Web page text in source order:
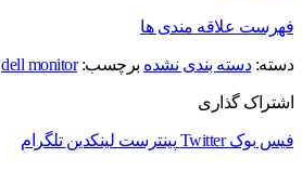
فهرست علاقه مندی ها
دسته:دسته بندی نشده برچسب:dell monitor
اشتراک گذاری
فیس بوک Twitter پینترست لینکدین تلگرام